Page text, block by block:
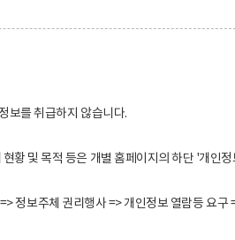
보를 취급하지 않습니다.
황 및 목적 등은 개별 홈페이지의 하단 '개인
보주체 권리행사 => 개인정보 열람등 요구